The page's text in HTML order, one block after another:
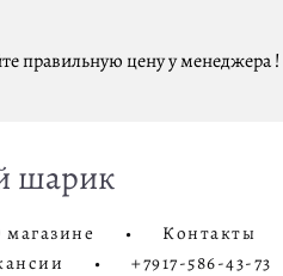
правильную цену у менеджера !
шарик
магазине • Контакты
• +7917-586-43-73